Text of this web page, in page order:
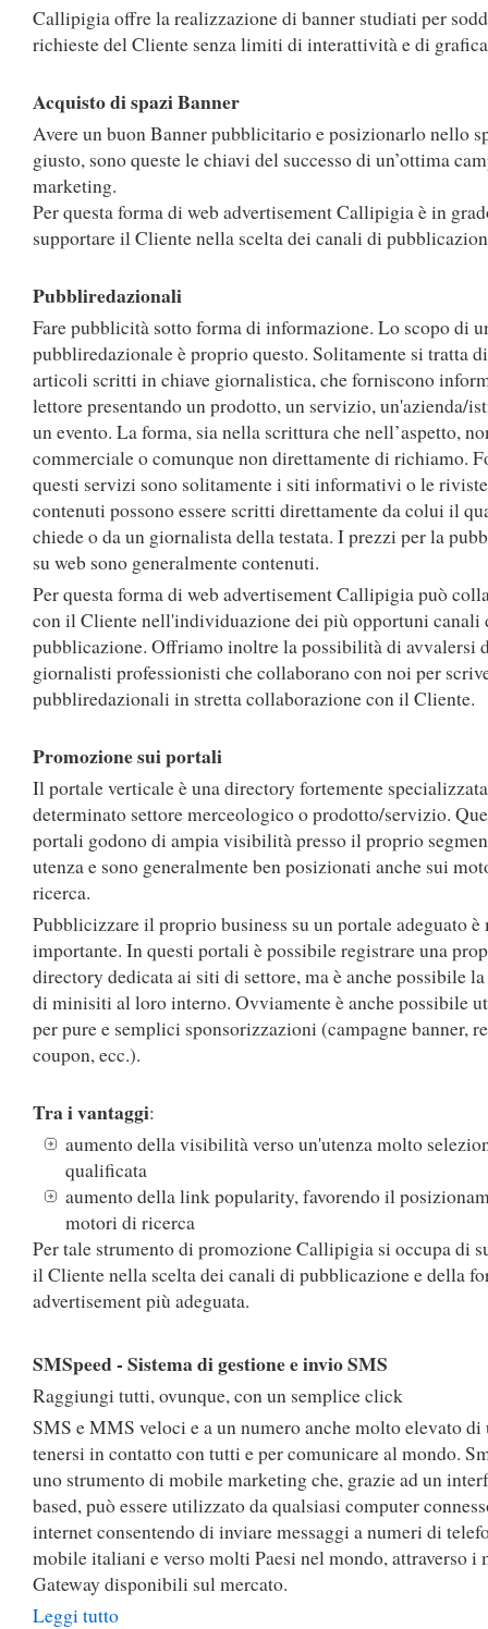
Callipigia offre la realizzazione di banner studiati per
richieste del Cliente senza limiti di interattività e di
Acquisto di spazi Banner
Avere un buon Banner pubblicitario e posizionarlo nello
giusto, sono queste le chiavi del successo di un’ottima
marketing.
Per questa forma di web advertisement Callipigia è in
supportare il Cliente nella scelta dei canali di
Pubbliredazionali
Fare pubblicità sotto forma di informazione. Lo scopo di
pubbliredazionale è proprio questo. Solitamente si tratta
articoli scritti in chiave giornalistica, che forniscono
lettore presentando un prodotto, un servizio, un'azienda/
un evento. La forma, sia nella scrittura che nell’aspetto,
commerciale o comunque non direttamente di richiamo.
questi servizi sono solitamente i siti informativi o le
contenuti possono essere scritti direttamente da colui il
chiede o da un giornalista della testata. I prezzi per la
su web sono generalmente contenuti.
Per questa forma di web advertisement Callipigia può
con il Cliente nell'individuazione dei più opportuni canali
pubblicazione. Offriamo inoltre la possibilità di avvalersi
giornalisti professionisti che collaborano con noi per
pubbliredazionali in stretta collaborazione con il Cliente.
Promozione sui portali
Il portale verticale è una directory fortemente
determinato settore merceologico o prodotto/servizio.
portali godono di ampia visibilità presso il proprio
utenza e sono generalmente ben posizionati anche sui
ricerca.
Pubblicizzare il proprio business su un portale adeguato è
importante. In questi portali è possibile registrare una
directory dedicata ai siti di settore, ma è anche possibile
di minisiti al loro interno. Ovviamente è anche possibile
per pure e semplici sponsorizzazioni (campagne banner,
coupon, ecc.).
Tra i vantaggi:
aumento della visibilità verso un'utenza molto
qualificata
aumento della link popularity, favorendo il
motori di ricerca
Per tale strumento di promozione Callipigia si occupa di
il Cliente nella scelta dei canali di pubblicazione e della
advertisement più adeguata.
SMSpeed - Sistema di gestione e invio SMS
Raggiungi tutti, ovunque, con un semplice click
SMS e MMS veloci e a un numero anche molto elevato di
tenersi in contatto con tutti e per comunicare al mondo.
uno strumento di mobile marketing che, grazie ad un
based, può essere utilizzato da qualsiasi computer
internet consentendo di inviare messaggi a numeri di
mobile italiani e verso molti Paesi nel mondo, attraverso
Gateway disponibili sul mercato.
Leggi tutto